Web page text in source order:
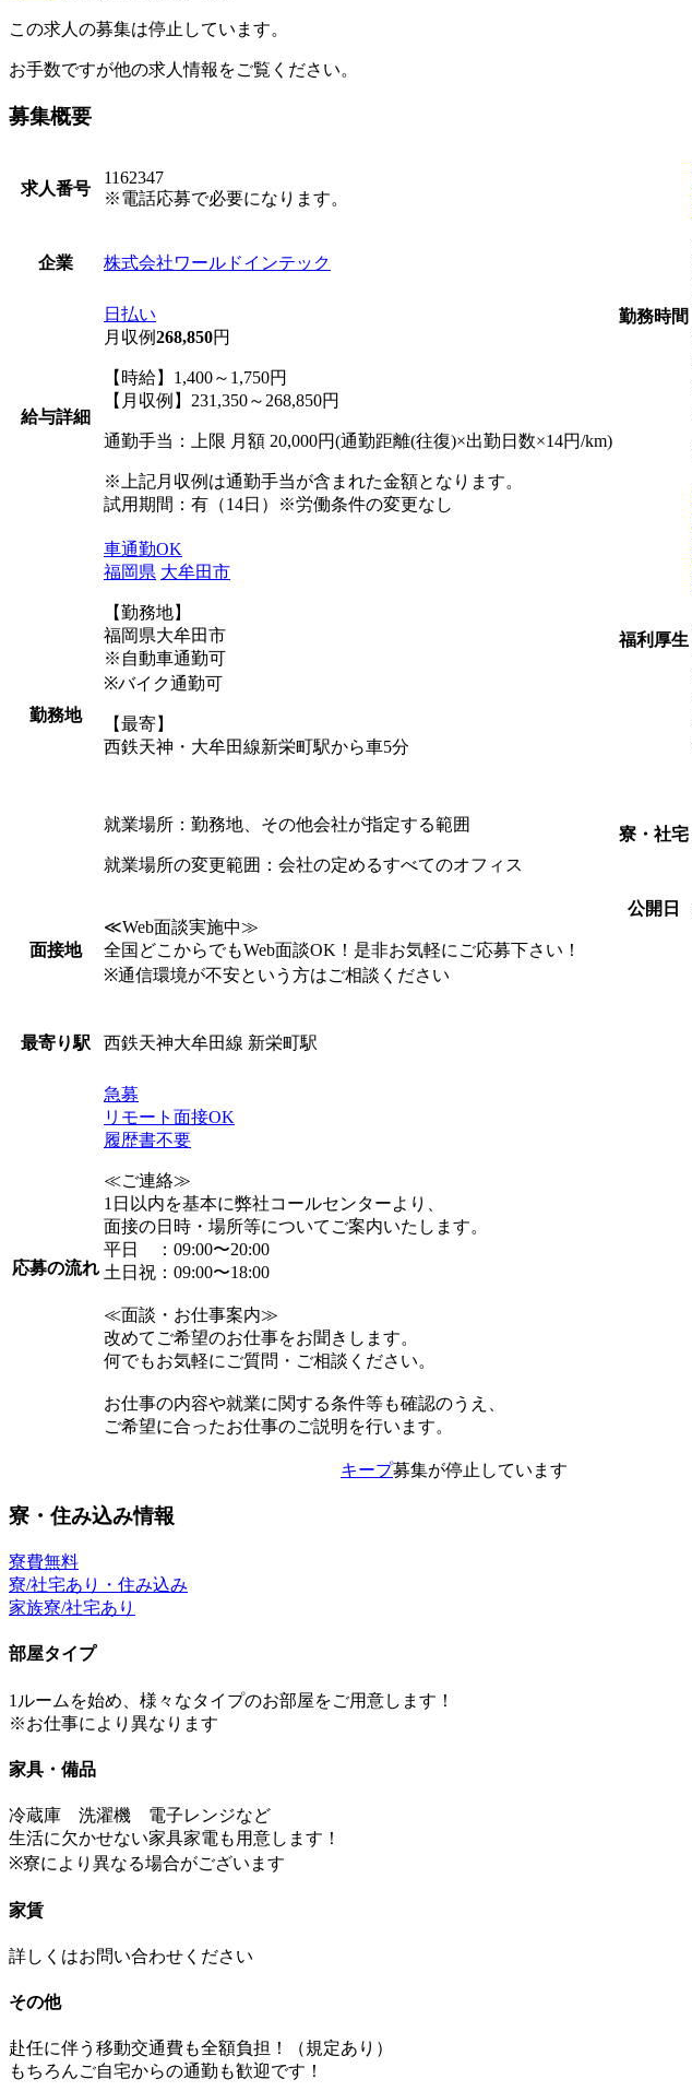
この求人の募集は停止しています。
お手数ですが他の求人情報をご覧ください。
募集概要
求人番号
1162347
※電話応募で必要になります。
企業 株式会社ワールドインテック
給与詳細
日払い
月収例268,850円
【時給】1,400～1,750円
【月収例】231,350～268,850円
通勤手当：上限 月額 20,000円(通勤距離(往復)×出勤日数×14円/km)
※上記月収例は通勤手当が含まれた金額となります。
試用期間：有（14日）※労働条件の変更なし
勤務地
車通勤OK
福岡県 大牟田市
【勤務地】
福岡県大牟田市
※自動車通勤可
※バイク通勤可
【最寄】
西鉄天神・大牟田線新栄町駅から車5分
就業場所：勤務地、その他会社が指定する範囲
就業場所の変更範囲：会社の定めるすべてのオフィス
面接地
≪Web面談実施中≫
全国どこからでもWeb面談OK！是非お気軽にご応募下さい！
※通信環境が不安という方はご相談ください
最寄り駅 西鉄天神大牟田線 新栄町駅
応募の流れ
急募
リモート面接OK
履歴書不要
≪ご連絡≫
1日以内を基本に弊社コールセンターより、
面接の日時・場所等についてご案内いたします。
平日 ：09:00〜20:00
土日祝：09:00〜18:00
≪面談・お仕事案内≫
改めてご希望のお仕事をお聞きします。
何でもお気軽にご質問・ご相談ください。
お仕事の内容や就業に関する条件等も確認のうえ、
ご希望に合ったお仕事のご説明を行います。
勤務時間
福利厚生
寮・社宅
公開日
キープ募集が停止しています
寮・住み込み情報
寮費無料
寮/社宅あり・住み込み
家族寮/社宅あり
部屋タイプ
1ルームを始め、様々なタイプのお部屋をご用意します！
※お仕事により異なります
家具・備品
冷蔵庫 洗濯機 電子レンジなど
生活に欠かせない家具家電も用意します！
※寮により異なる場合がございます
家賃
詳しくはお問い合わせください
その他
赴任に伴う移動交通費も全額負担！（規定あり）
もちろんご自宅からの通勤も歓迎です！